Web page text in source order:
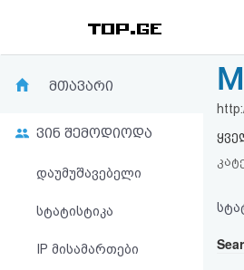
რეიტინგი
კითხვა-
პასუხი
მთავარი
ვინ შემოდიოდა
დაუმუშავებელი
სტატისტიკა
IP მისამართები